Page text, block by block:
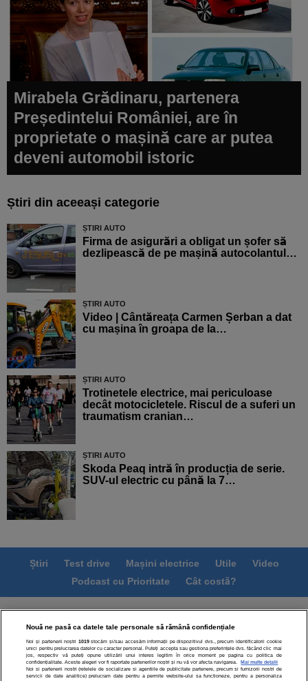
Mirabela Grădinaru, partenera
Președintelui României, are în
proprietate o mașină care ar putea
deveni automobil istoric
Știri din aceeași categorie
ȘTIRI AUTO
Firma de asigurări a obligat un șofer să
dezlipească de pe mașină autocolantul…
ȘTIRI AUTO
Video | Cântăreața Carmen Șerban a dat
cu mașina în groapa de la…
ȘTIRI AUTO
Trotinetele electrice, mai periculoase
decât motocicletele. Riscul de a suferi un
traumatism cranian…
ȘTIRI AUTO
Skoda Peaq intră în producția de serie.
SUV-ul electric cu până la 7…
Știri Test drive Mașini electrice Utile
Video
Podcast cu Prioritate
Cât costă?
Termeni si conditii
Politica de confidentialitate
Politica de cookies
Echipa editorială
Modifică Setările
Nouă ne pasă ca datele tale personale să rămână confidențiale
Noi și partenerii noștri 1019stocăm și/sau accesăm informații pe dispozitivul dvs., precum identificatorii cookie
unici pentru prelucrarea datelor cu caracter personal. Puteți accepta sau gestiona preferințele dvs. făcând clic mai
jos, respectiv vă puteți opune utilizării unui interes legitim în orice moment pe pagina cu politica de
confidențialitate. Aceste alegeri vor fi raportate partenerilor noștri și nu vă vor afecta navigarea.
Mai multe detalii
Noi si partenerii nostri (retelele de socializare si agentiile de publicitate partenere, precum si furnizorii nostri de
servicii de date analitice) prelucram date pentru a permite website-ului sa functioneze, pentru a personaliza